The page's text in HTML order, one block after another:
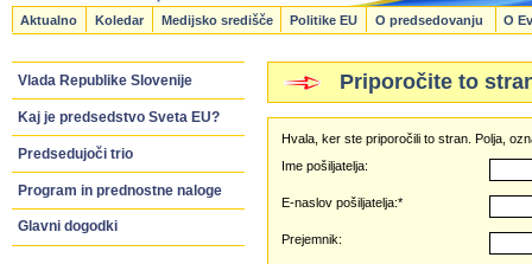
Aktualno Koledar Medijsko središče Politike EU O predsedovanju O
Vlada Republike Slovenije
Kaj je predsedstvo Sveta EU?
Predsedujoči trio
Program in prednostne naloge
Glavni dogodki
Priporočite to
Hvala, ker ste priporočili to stran. Polja,
Ime pošiljatelja:
E-naslov pošiljatelja:*
Prejemnik: